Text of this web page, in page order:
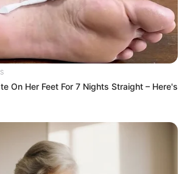
On Her Feet For 7 Nights Straight – Here's